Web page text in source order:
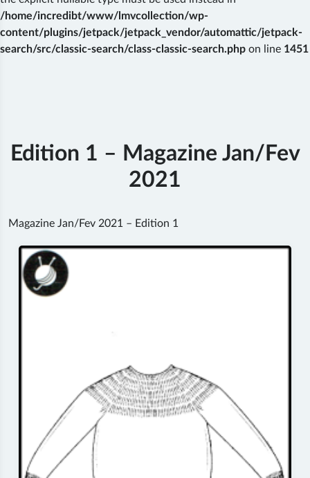
/home/incredibt/www/lmvcollection/wp-
content/plugins/jetpack/jetpack_vendor/automattic/jetpack-
search/src/classic-search/class-classic-search.php on line 1451
Edition 1 – Magazine Jan/Fev
2021
Magazine Jan/Fev 2021 – Edition 1